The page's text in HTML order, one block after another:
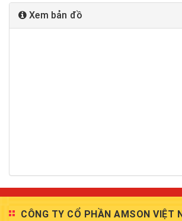
Xem bản đồ
CÔNG TY CỔ PHẦN AMSON VIỆT